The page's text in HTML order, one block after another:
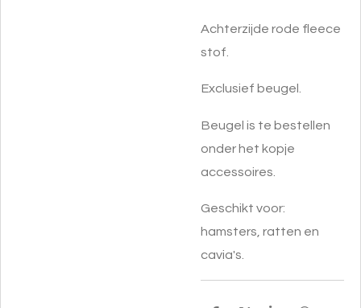
Achterzijde rode fleece
stof.
Exclusief beugel.
Beugel is te bestellen
onder het kopje
accessoires.
Geschikt voor:
hamsters, ratten en
cavia's.